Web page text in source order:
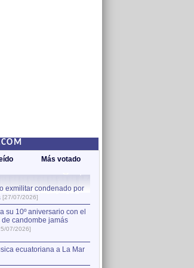
Más votado
exmilitar condenado por
[27/07/2026]
su 10º aniversario con el
candombe jamás
07/2026]
ecuatoriana a La Mar